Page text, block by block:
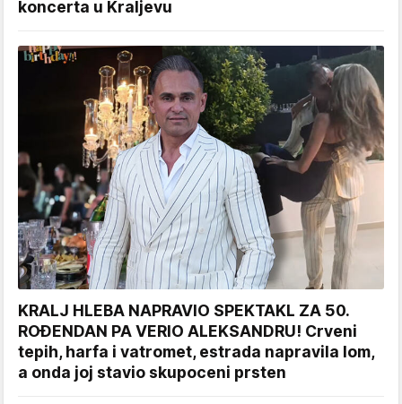
koncerta u Kraljevu
KRALJ HLEBA NAPRAVIO SPEKTAKL ZA 50.
ROĐENDAN PA VERIO ALEKSANDRU! Crveni
tepih, harfa i vatromet, estrada napravila lom,
a onda joj stavio skupoceni prsten